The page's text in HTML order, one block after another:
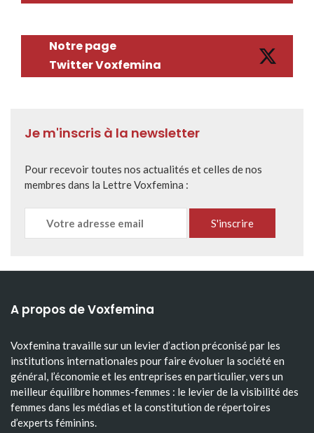
Notre page
Twitter Voxfemina
Je m'inscris à la newsletter
Pour recevoir toutes nos actualités et celles de nos
membres dans la Lettre Voxfemina :
A propos de Voxfemina
Voxfemina travaille sur un levier d’action préconisé par les
institutions internationales pour faire évoluer la société en
général, l’économie et les entreprises en particulier, vers un
meilleur équilibre hommes-femmes : le levier de la visibilité des
femmes dans les médias et la constitution de répertoires
d’experts féminins.